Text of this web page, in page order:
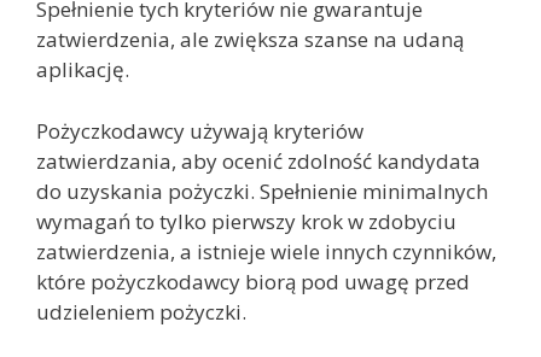
Spełnienie tych kryteriów nie gwarantuje
zatwierdzenia, ale zwiększa szanse na udaną
aplikację.
Pożyczkodawcy używają kryteriów
zatwierdzania, aby ocenić zdolność kandydata
do uzyskania pożyczki. Spełnienie minimalnych
wymagań to tylko pierwszy krok w zdobyciu
zatwierdzenia, a istnieje wiele innych czynników,
które pożyczkodawcy biorą pod uwagę przed
udzieleniem pożyczki.